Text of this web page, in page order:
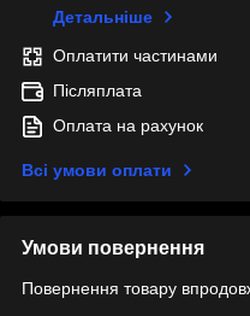
Детальніше
Оплатити частинами
Післяплата
Оплата на рахунок
Всі умови оплати
Умови повернення
Повернення товару